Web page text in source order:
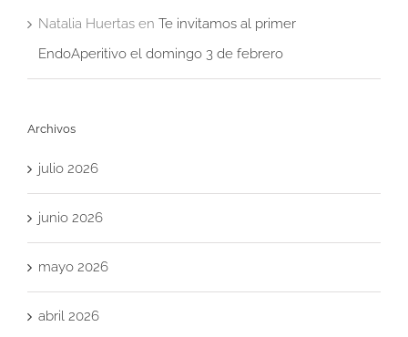
Natalia Huertas en Te invitamos al primer
EndoAperitivo el domingo 3 de febrero
Archivos
julio 2026
junio 2026
mayo 2026
abril 2026